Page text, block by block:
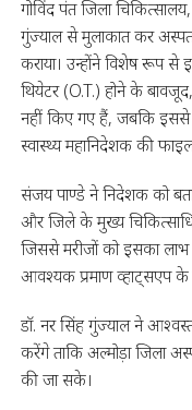
गोविंद पंत जिला
गुंज्याल से मुलाकात कर
कराया। उन्होंने विशेष रूप से
थियेटर (O.T.) होने के
नहीं किए गए हैं, जबकि
स्वास्थ्य महानिदेशक की
संजय पाण्डे ने निदेशक को
और जिले के मुख्य
जिससे मरीजों को इसका लाभ
आवश्यक प्रमाण व्हाट्सएप के
डॉ. नर सिंह गुंज्याल ने
करेंगे ताकि अल्मोड़ा जिला
की जा सके।